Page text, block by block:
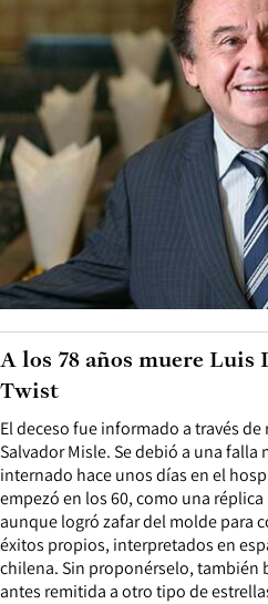
El deceso fue informado a través
Salvador Misle. Se debió a una falla
internado hace unos días en el
empezó en los 60, como una
aunque logró zafar del molde para
éxitos propios, interpretados en
chilena. Sin proponérselo, también
antes remitida a otro tipo de
A los 78 años muere Luis
Twist